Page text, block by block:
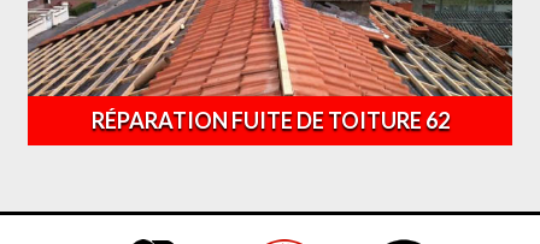
RÉPARATION FUITE DE TOITURE 62